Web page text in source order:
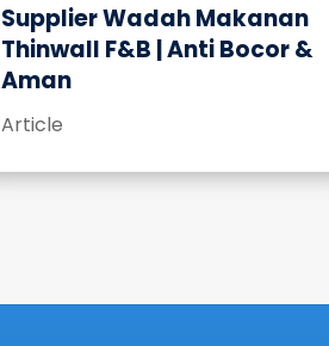
Supplier Wadah Makanan
Thinwall F&B | Anti Bocor &
Aman
Article